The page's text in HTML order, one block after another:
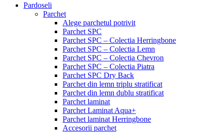
Pardoseli
Parchet
Alege parchetul potrivit
Parchet SPC
Parchet SPC – Colectia Herringbone
Parchet SPC – Colectia Lemn
Parchet SPC – Colectia Chevron
Parchet SPC – Colectia Piatra
Parchet SPC Dry Back
Parchet din lemn triplu stratificat
Parchet din lemn dublu stratificat
Parchet laminat
Parchet Laminat Aqua+
Parchet laminat Herringbone
Accesorii parchet